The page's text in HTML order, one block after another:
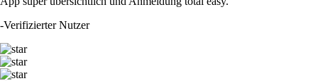
-Verifizierter Nutzer